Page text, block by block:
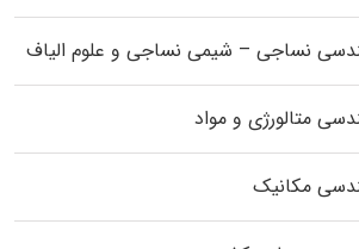
نساجی – شیمی نساجی و علوم الیاف
متالورژی و مواد
مکانیک